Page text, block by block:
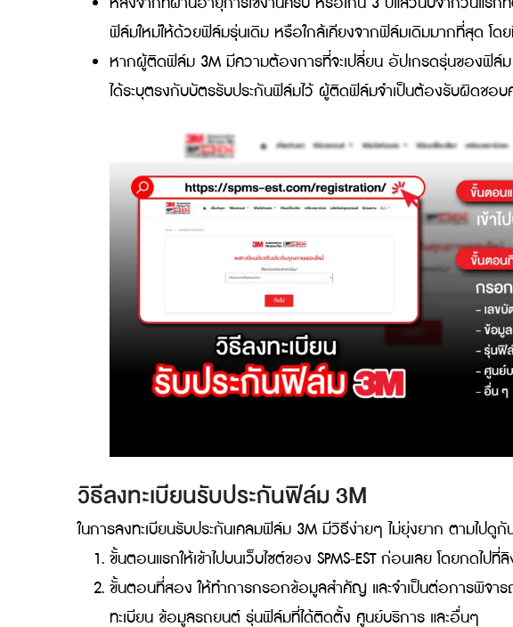
เงื่อนไขการเคลมฟิล์ม 3M
เงื่อนไขการเคลมฟิล์ม 3M เป็นอีกหนึ่งปัจจัยสำคัญ ที่คนติดฟิล์ม
สามารถใช้สิทธิ์ของตัวเองได้
ภายในระยะเวลา 3 ปีแรก นับตั้งแต่วันที่ติดฟิล์ม ทางบริษัท
ไม่มีการเก็บค่าบริการใดๆ ทั้งสิ้น
หลังจากที่ผ่านอายุการใช้งานครบ หรือเกิน 3 ปีแล้วนับจ
ฟิล์มใหม่ให้ด้วยฟิล์มรุ่นเดิม หรือใกล้เคียงจากฟิล์มเดิมมา
หากผู้ติดฟิล์ม 3M มีความต้องการที่จะเปลี่ยน อัปเกรดรุ่
ได้ระบุตรงกับบัตรรับประกันฟิล์มไว้ ผู้ติดฟิล์มจำเป็นต้องรั